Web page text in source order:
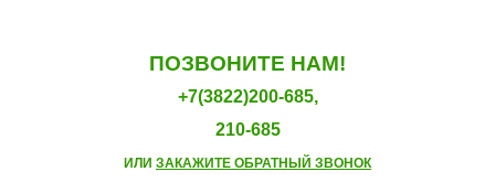
ПОЗВОНИТЕ НАМ!
+7(3822)200-685,
210-685
ИЛИ ЗАКАЖИТЕ ОБРАТНЫЙ ЗВОНОК